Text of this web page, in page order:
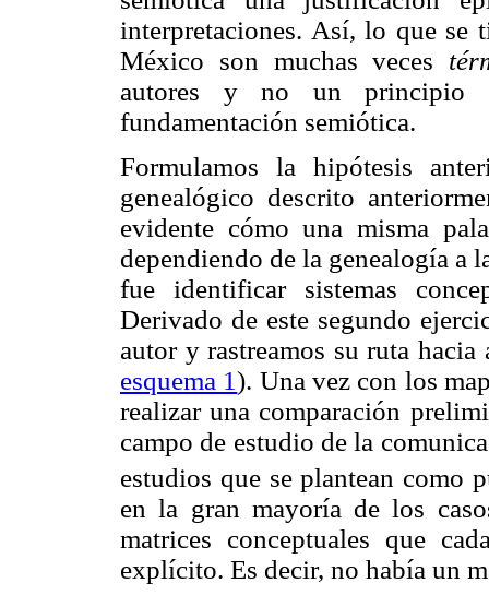
interpretaciones. Así, lo que se
México son muchas veces
autores y no un principio
fundamentación semiótica.
Formulamos la hipótesis
genealógico descrito
evidente cómo una misma
dependiendo de la genealogía a
fue identificar sistemas
Derivado de este segundo
autor y rastreamos su ruta
esquema 1). Una vez con los
realizar una comparación
campo de estudio de la
estudios que se plantean como
en la gran mayoría de los
matrices conceptuales que
explícito. Es decir, no había un